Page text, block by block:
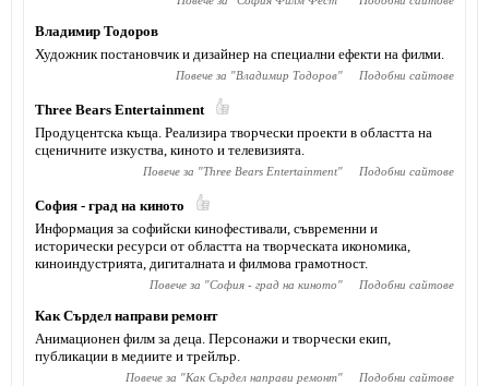
Владимир Тодоров
Художник постановчик и дизайнер на специални ефекти на филми.
Повече за "Владимир Тодоров" Подобни сайтове
Тhree Bears Entertainment
Продуцентска къща. Реализира творчески проекти в областта на
сценичните изкуства, киното и телевизията.
Повече за "Тhree Bears Entertainment" Подобни сайтове
София - град на киното
Информация за софийски кинофестивали, съвременни и
исторически ресурси от областта на творческата икономика,
киноиндустрията, дигиталната и филмова грамотност.
Повече за "София - град на киното" Подобни сайтове
Как Сърдел направи ремонт
Анимационен филм за деца. Персонажи и творчески екип,
публикации в медиите и трейлър.
Повече за "Как Сърдел направи ремонт" Подобни сайтове